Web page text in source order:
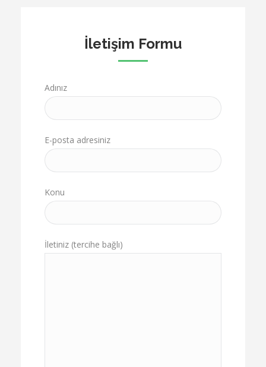
İletişim Formu
Adınız
E-posta adresiniz
Konu
İletiniz (tercihe bağlı)